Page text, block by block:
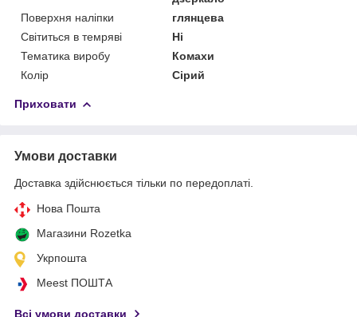
Поверхня наліпки
глянцева
Світиться в темряві
Ні
Тематика виробу
Комахи
Колір
Сірий
Приховати
Умови доставки
Доставка здійснюється тільки по передоплаті.
Нова Пошта
Магазини Rozetka
Укрпошта
Meest ПОШТА
Всі умови доставки